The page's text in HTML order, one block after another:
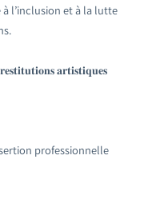
l’inclusion et à la lutte
𝐚𝐫𝐭𝐢𝐬𝐭𝐢𝐪𝐮𝐞𝐬
professionnelle